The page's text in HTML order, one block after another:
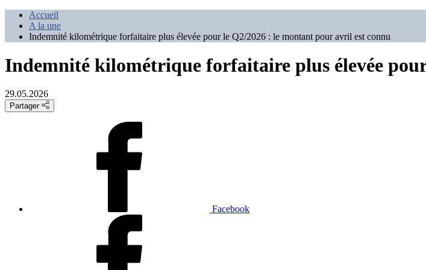
Accueil
A la une
Indemnité kilométrique forfaitaire plus élevée pour le Q2/2026 : le montant pour avril est connu
Indemnité kilométrique forfaitaire plus élevée
29.05.2026
Partager
Facebook